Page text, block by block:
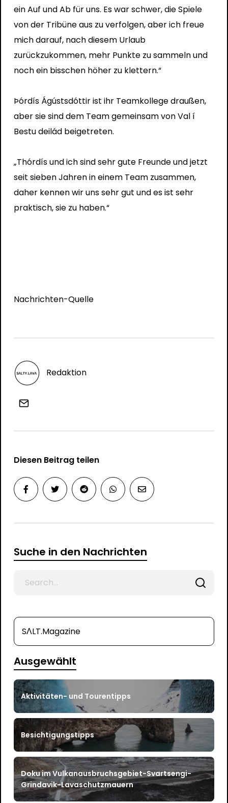
ein Auf und Ab für uns. Es war schwer, die Spiele
von der Tribüne aus zu verfolgen, aber ich freue
mich darauf, nach diesem Urlaub
zurückzukommen, mehr Punkte zu sammeln und
noch ein bisschen höher zu klettern.“
Þórdís Ágústsdóttir ist ihr Teamkollege draußen,
aber sie sind dem Team gemeinsam von Val í
Bestu deilád beigetreten.
„Thórdís und ich sind sehr gute Freunde und jetzt
seit sieben Jahren in einem Team zusammen,
daher kennen wir uns sehr gut und es ist sehr
praktisch, sie zu haben.“
Nachrichten-Quelle
Redaktion
Diesen Beitrag teilen
Suche in den Nachrichten
SΛLT.Magazine
Ausgewählt
Aktivitäten- und Tourentipps
Besichtigungstipps
Doku im Vulkanausbruchsgebiet-Svartsengi-
Grindavik-Lavaschutzmauern